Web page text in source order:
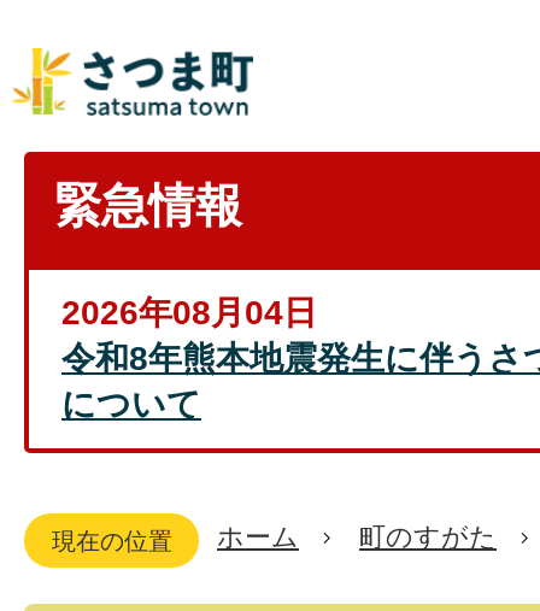
緊急情報
2026年08月04日
令和8年熊本地震発生に伴うさ
について
現在の位置 ホーム 町のすがた